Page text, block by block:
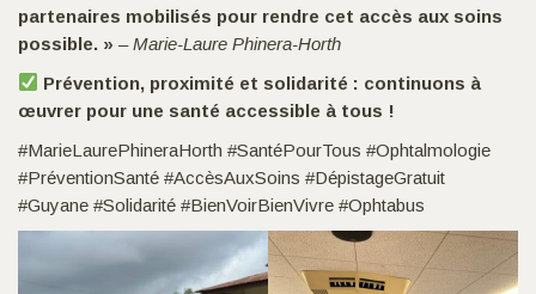
partenaires mobilisés pour rendre cet accès aux soins
possible. » –Marie-Laure Phinera-Horth
Prévention, proximité et solidarité : continuons à
œuvrer pour une santé accessible à tous !
#MarieLaurePhineraHorth #SantéPourTous #Ophtalmologie
#PréventionSanté #AccèsAuxSoins #DépistageGratuit
#Guyane #Solidarité #BienVoirBienVivre #Ophtabus